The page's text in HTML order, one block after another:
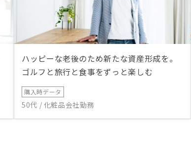
ハッピーな老後のため新たな資産形成を。
ゴルフと旅行と食事をずっと楽しむ
購入時データ
50代 / 化粧品会社勤務